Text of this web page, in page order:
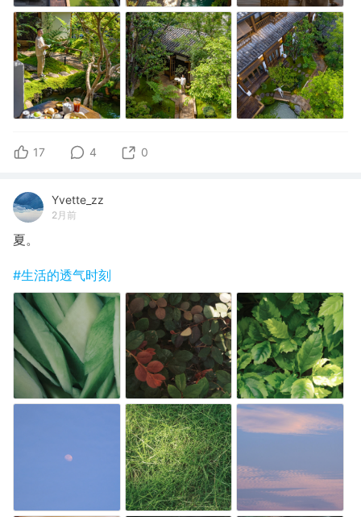
17 4 0
Yvette_zz
2月前
夏。
#生活的透气时刻